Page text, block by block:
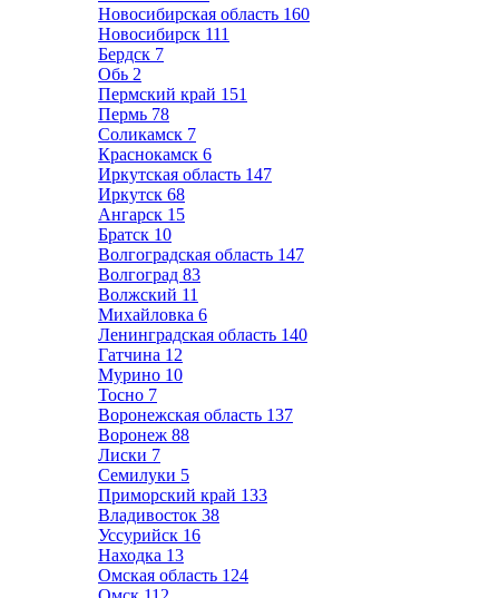
Новосибирская область 160
Новосибирск 111
Бердск 7
Обь 2
Пермский край 151
Пермь 78
Соликамск 7
Краснокамск 6
Иркутская область 147
Иркутск 68
Ангарск 15
Братск 10
Волгоградская область 147
Волгоград 83
Волжский 11
Михайловка 6
Ленинградская область 140
Гатчина 12
Мурино 10
Тосно 7
Воронежская область 137
Воронеж 88
Лиски 7
Семилуки 5
Приморский край 133
Владивосток 38
Уссурийск 16
Находка 13
Омская область 124